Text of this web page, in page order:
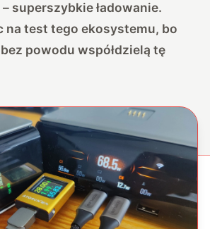
superszybkie ładowanie.
na test tego ekosystemu, bo
powodu współdzielą tę